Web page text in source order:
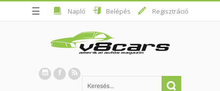
☰ Napló Belépés Regisztráció